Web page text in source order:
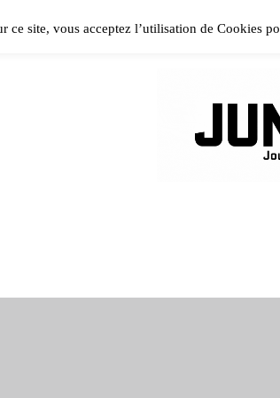
Please install and
ce site, vous acceptez l’utilisation de Cookies